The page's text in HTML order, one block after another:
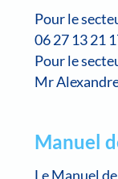
Pour le
06 27 13 21
Pour le
Mr
Manuel
Le Manuel